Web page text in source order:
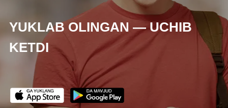
YUKLAB OLINGAN — UCHIB
KETDI